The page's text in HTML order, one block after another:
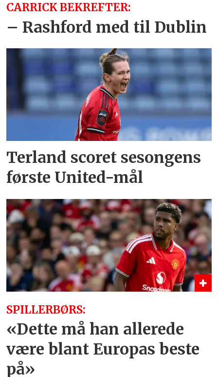
CARRICK BEKREFTER:
– Rashford med til Dublin
Terland scoret sesongens
første United-mål
SPILLERBØRS:
«Dette må han allerede
være blant Europas beste
på»